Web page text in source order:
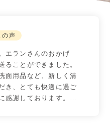
の声
エランさんのおかげ
ることができました。
面用品など、新しく清
き、とても快適に過ご
感謝しております。…